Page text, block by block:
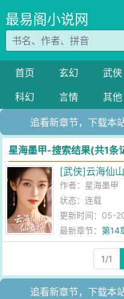
最易阁小说网
首页 玄幻 武侠
科幻
言情 其他
追看新章节，下载本
星海墨甲-搜索结果(共1条
[武侠]云海仙
作者： 星海墨甲
状态：连载
更新时间：05-
最新章节：第14
1/1
追看新章节，下载本